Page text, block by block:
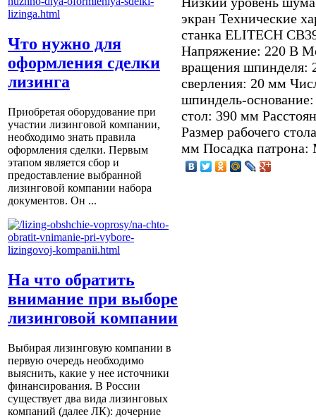
Что нужно для
оформления сделки
лизинга
Приобретая оборудование при
участии лизинговой компании,
необходимо знать правила
оформления сделки. Первым
этапом является сбор и
предоставление выбранной
лизинговой компании набора
документов. Он ...
На что обратить
внимание при выборе
лизинговой компании
Выбирая лизинговую компании в
первую очередь необходимо
выяснить, какие у нее источники
финансирования. В России
существует два вида лизинговых
компаний (далее ЛК): дочерние
экран Технические
станка ELITECH
Напряжение: 220 В
вращения шпинделя:
сверления: 20 мм
шпиндель-
стол: 390 мм
Размер рабочего
мм Посадка